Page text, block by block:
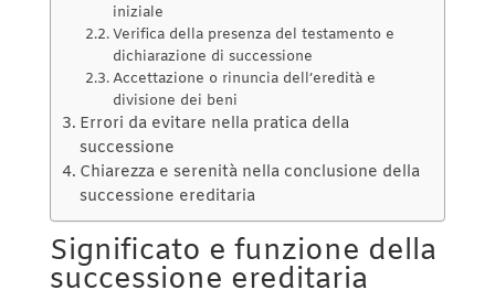
iniziale
Verifica della presenza del testamento e
dichiarazione di successione
Accettazione o rinuncia dell’eredità e
divisione dei beni
Errori da evitare nella pratica della
successione
Chiarezza e serenità nella conclusione della
successione ereditaria
Significato e funzione della
successione ereditaria